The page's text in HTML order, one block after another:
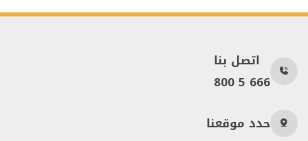
اتصل بنا
800 5 666
حدد موقعنا